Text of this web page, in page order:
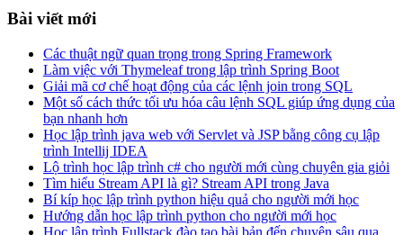
Bài viết mới
Các thuật ngữ quan trọng trong Spring Framework
Làm việc với Thymeleaf trong lập trình Spring Boot
Giải mã cơ chế hoạt động của các lệnh join trong SQL
Một số cách thức tối ưu hóa câu lệnh SQL giúp ứng dụng của
bạn nhanh hơn
Học lập trình java web với Servlet và JSP bằng công cụ lập
trình Intellij IDEA
Lộ trình học lập trình c# cho người mới cùng chuyên gia giỏi
Tìm hiểu Stream API là gì? Stream API trong Java
Bí kíp học lập trình python hiệu quả cho người mới học
Hướng dẫn học lập trình python cho người mới học
Học lập trình Fullstack đào tạo bài bản đến chuyên sâu qua